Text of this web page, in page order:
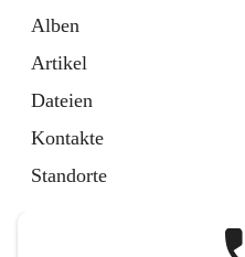
Alben
Artikel
Dateien
Kontakte
Standorte